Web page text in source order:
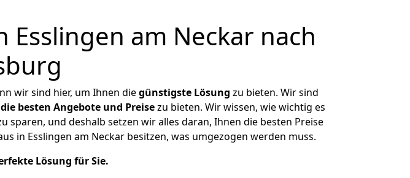
am Neckar nach
wir sind hier, um Ihnen diegünstigste Lösung zu bieten. Wir sind
die besten Angebote und Preisezu bieten. Wir wissen, wie wichtig es
sparen, und deshalb setzen wir alles daran, Ihnen die besten Preise
in Esslingen am Neckar besitzen, was umgezogen werden muss.
Lösung für Sie.